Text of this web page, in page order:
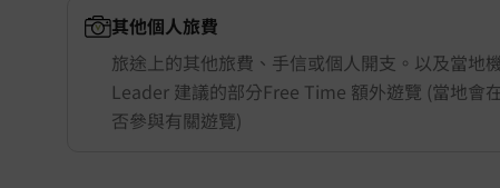
其他個人旅費
旅途上的其他旅費、手信或個人開支。以及當地
Leader 建議的部分Free Time 額外遊覽 (當地會
否參與有關遊覽)